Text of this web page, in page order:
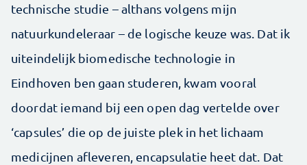
technische studie – althans volgens mijn
natuurkundeleraar – de logische keuze was. Dat ik
uiteindelijk biomedische technologie in
Eindhoven ben gaan studeren, kwam vooral
doordat iemand bij een open dag vertelde over
‘capsules’ die op de juiste plek in het lichaam
medicijnen afleveren, encapsulatie heet dat. Dat